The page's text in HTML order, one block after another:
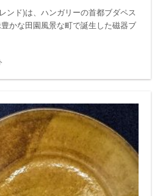
ンド)は、ハンガリーの首都ブダペス
かな田園風景な町で誕生した磁器ブ